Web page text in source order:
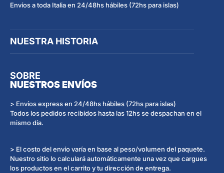
Envíos a toda Italia en 24/48hs hábiles (72hs para islas)
NUESTRA HISTORIA
SOBRE
NUESTROS ENVÍOS
> Envíos express en 24/48hs hábiles (72hs para islas)
Todos los pedidos recibidos hasta las 12hs se despachan en el
mismo día.
> El costo del envío varía en base al peso/volumen del paquete.
Nuestro sitio lo calculará automáticamente una vez que cargues
los productos en el carrito y tu dirección de entrega.